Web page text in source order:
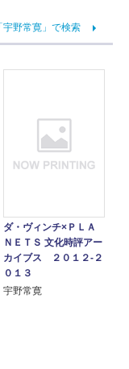
宇野常寛」で検索
ダ・ヴィンチ×ＰＬＡ
ＮＥＴＳ 文化時評アー
カイブス ２０１２‐２
０１３
宇野常寛